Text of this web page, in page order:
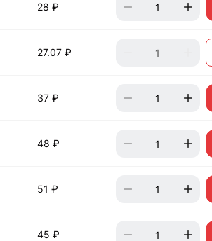
28 ₽
27.07 ₽
37 ₽
48 ₽
51 ₽
45 ₽